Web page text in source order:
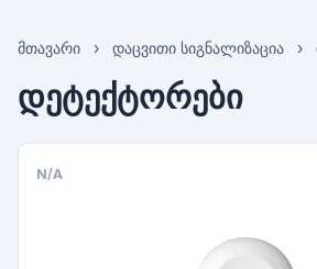
მთავარი › დაცვითი სიგნალიზაცია ›
დეტექტორები
N/A